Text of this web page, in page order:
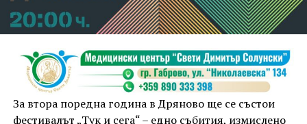
За втора поредна година в Дряново ще се състои
фестивалът „Тук и сега“ – едно събития, измислено